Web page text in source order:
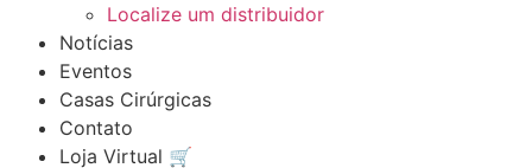
Localize um distribuidor
Notícias
Eventos
Casas Cirúrgicas
Contato
Loja Virtual 🛒